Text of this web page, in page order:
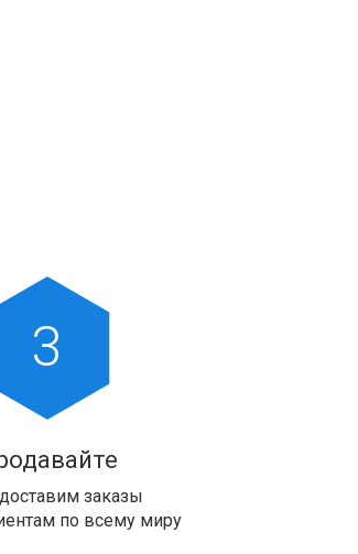
3
заказы
по всему миру